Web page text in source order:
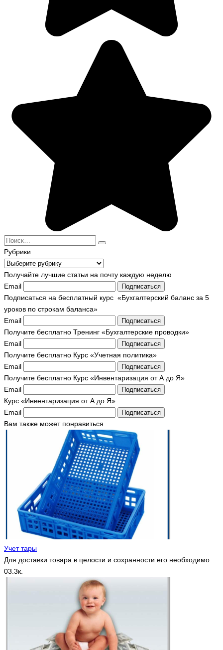
Search
for:
Рубрики
Рубрики
Получайте лучшие статьи на почту каждую неделю
Email
Подписаться
Подписаться на бесплатный курс «Бухгалтерский баланс за 5
уроков по строкам баланса»
Email
Подписаться
Получите бесплатно Тренинг «Бухгалтерские проводки»
Email
Подписаться
Получите бесплатно Курс «Учетная политика»
Email
Подписаться
Получите бесплатно Курс «Инвентаризация от А до Я»
Email
Подписаться
Курс «Инвентаризация от А до Я»
Email
Подписаться
Вам также может понравиться
Учет тары
Для доставки товара в целости и сохранности его необходимо
03.3к.